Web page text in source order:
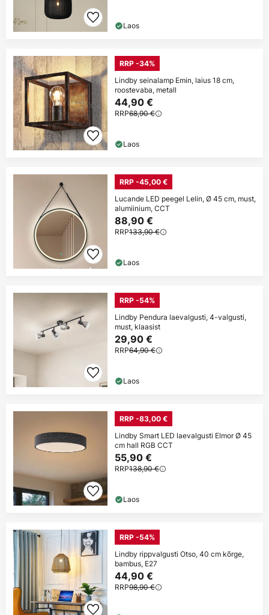
Laos
RRP -34%
Lindby seinalamp Emin, laius 18 cm,
roostevaba, metall
44,90 €
RRP68,90 €
Laos
RRP -45,00 €
Lucande LED peegel Lelin, Ø 45 cm, must,
alumiinium, CCT
88,90 €
RRP133,90 €
Laos
RRP -54%
Lindby Pendura laevalgusti, 4-valgusti,
must, klaasist
29,90 €
RRP64,90 €
Laos
RRP -83,00 €
Lindby Smart LED laevalgusti Elmor Ø 45
cm hall RGB CCT
55,90 €
RRP138,90 €
Laos
RRP -54%
Lindby rippvalgusti Otso, 40 cm kõrge,
bambus, E27
44,90 €
RRP98,90 €